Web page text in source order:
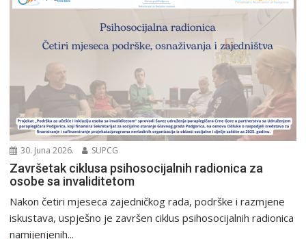
30. Juna 2026. SUPCG
Završetak ciklusa psihosocijalnih radionica za
osobe sa invaliditetom
Nakon četiri mjeseca zajedničkog rada, podrške i razmjene
iskustava, uspješno je završen ciklus psihosocijalnih radionica
namijenjenih...